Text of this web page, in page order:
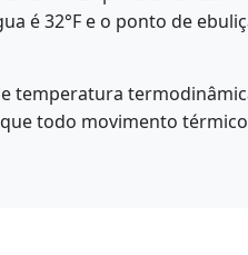
é 32°F e o ponto de
temperatura
todo movimento térmico